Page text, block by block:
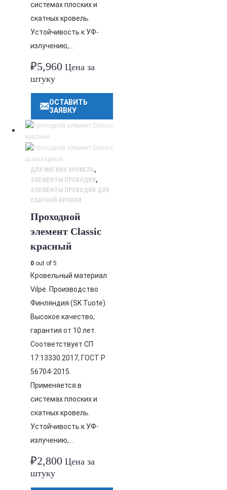
системах плоских и
скатных кровель.
Устойчивость к УФ-
излучению,…
₽5,960 Цена за
штуку
ОСТАВИТЬ
ЗАЯВКУ
ДЛЯ МЯГКИХ КРОВЕЛЬ,
ЭЛЕМЕНТЫ ПРОХОДКИ ,
ЭЛЕМЕНТЫ ПРОХОДКИ ДЛЯ
СКАТНОЙ КРОВЛИ
Проходной
элемент Classic
красный
0 out of 5
Кровельный материал
Vilpe. Производство
Финляндия (SK Tuote).
Высокое качество,
гарантия от 10 лет.
Соответствует СП
17.13330.2017, ГОСТ Р
56704-2015.
Применяется в
системах плоских и
скатных кровель.
Устойчивость к УФ-
излучению,…
₽2,800 Цена за
штуку